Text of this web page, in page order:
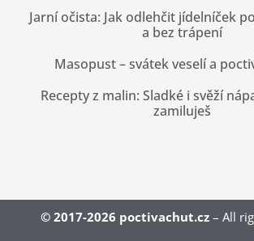
Jarní očista: Jak odlehčit jídelníček
a bez trápení
Masopust – svátek veselí a
Recepty z malin: Sladké i svěží
zamiluješ
© 2017-2026 poctivachut.cz – All